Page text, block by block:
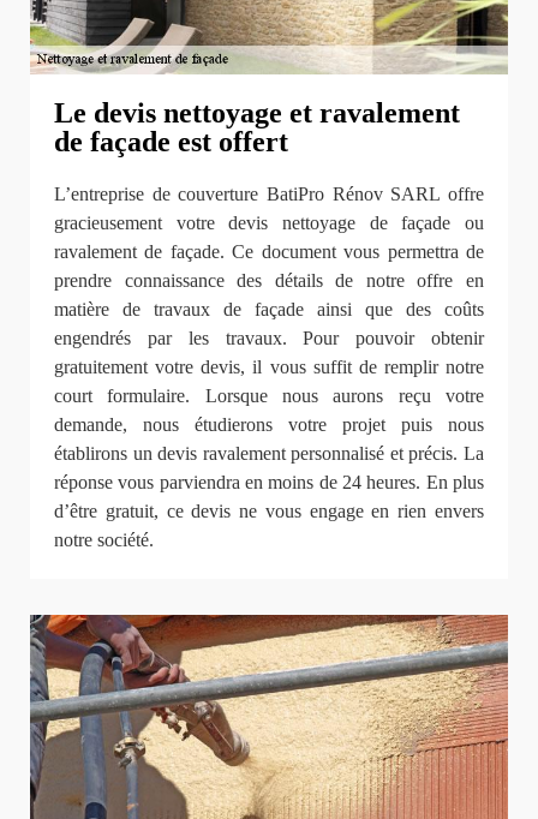
Le devis nettoyage et ravalement
de façade est offert
L’entreprise de couverture BatiPro Rénov SARL offre
gracieusement votre devis nettoyage de façade ou
ravalement de façade. Ce document vous permettra de
prendre connaissance des détails de notre offre en
matière de travaux de façade ainsi que des coûts
engendrés par les travaux. Pour pouvoir obtenir
gratuitement votre devis, il vous suffit de remplir notre
court formulaire. Lorsque nous aurons reçu votre
demande, nous étudierons votre projet puis nous
établirons un devis ravalement personnalisé et précis. La
réponse vous parviendra en moins de 24 heures. En plus
d’être gratuit, ce devis ne vous engage en rien envers
notre société.